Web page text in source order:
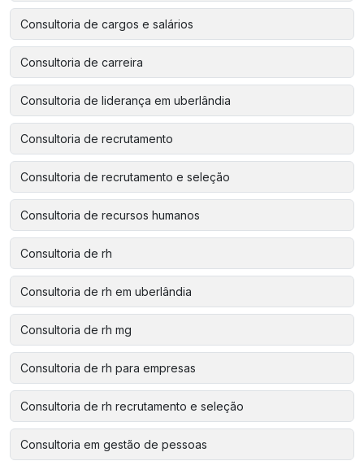
Consultoria de cargos e salários
Consultoria de carreira
Consultoria de liderança em uberlândia
Consultoria de recrutamento
Consultoria de recrutamento e seleção
Consultoria de recursos humanos
Consultoria de rh
Consultoria de rh em uberlândia
Consultoria de rh mg
Consultoria de rh para empresas
Consultoria de rh recrutamento e seleção
Consultoria em gestão de pessoas